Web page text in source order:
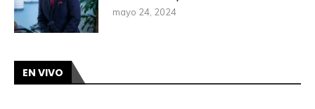
mayo 24, 2024
EN VIVO